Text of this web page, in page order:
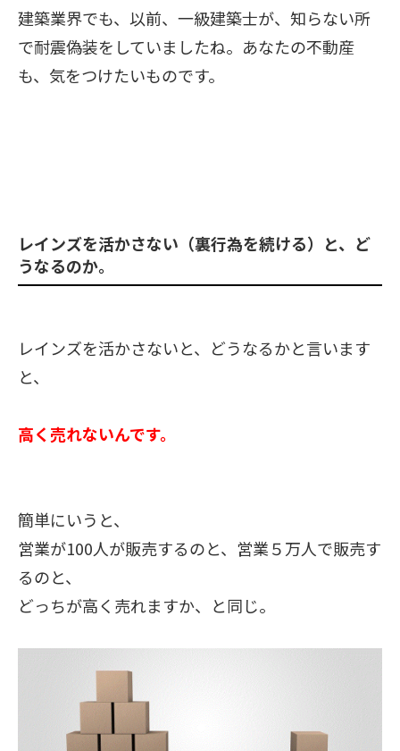
建築業界でも、 以前、一級建築士が、知らない所
で耐震偽装をしていましたね。あなたの不動産
も、気をつけたいものです。
レインズを活かさない（裏行為を続ける）と、ど
うなるのか。
レインズを活かさないと、 どうなるかと言います
と、
高く売れないんです。
簡単にいうと、
営業が100人が販売するのと、営業５万人で販売す
るのと、
どっちが高く売れますか、と同じ。